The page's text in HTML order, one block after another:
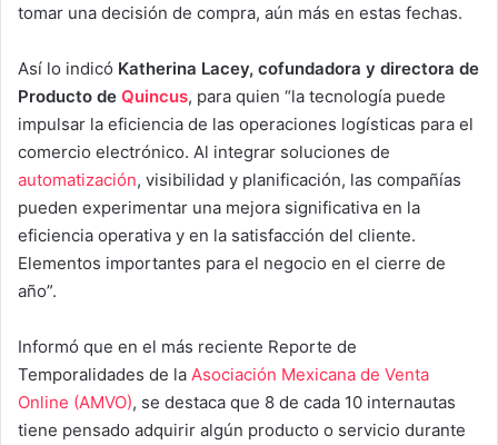
tomar una decisión de compra, aún más en estas fechas.
Así lo indicó Katherina Lacey, cofundadora y directora de
Producto de Quincus, para quien “la tecnología puede
impulsar la eficiencia de las operaciones logísticas para el
comercio electrónico. Al integrar soluciones de
automatización, visibilidad y planificación, las compañías
pueden experimentar una mejora significativa en la
eficiencia operativa y en la satisfacción del cliente.
Elementos importantes para el negocio en el cierre de
año”.
Informó que en el más reciente Reporte de
Temporalidades de la Asociación Mexicana de Venta
Online (AMVO), se destaca que 8 de cada 10 internautas
tiene pensado adquirir algún producto o servicio durante